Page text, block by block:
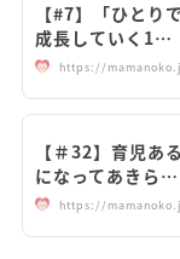
【#7】「ひとり
成長していく1…
https://
【＃32】育児あ
になってあきら…
https://